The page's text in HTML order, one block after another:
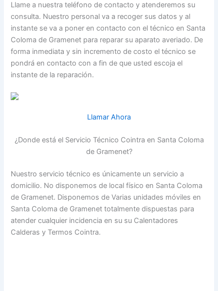
Llame a nuestra teléfono de contacto y atenderemos su
consulta. Nuestro personal va a recoger sus datos y al
instante se va a poner en contacto con el técnico en Santa
Coloma de Gramenet para reparar su aparato averiado. De
forma inmediata y sin incremento de costo el técnico se
pondrá en contacto con a fin de que usted escoja el
instante de la reparación.
Llamar Ahora
¿Donde está el Servicio Técnico Cointra en Santa Coloma
de Gramenet?
Nuestro servicio técnico es únicamente un servicio a
domicilio. No disponemos de local físico en Santa Coloma
de Gramenet. Disponemos de Varias unidades móviles en
Santa Coloma de Gramenet totalmente dispuestas para
atender cualquier incidencia en su su Calentadores
Calderas y Termos Cointra.